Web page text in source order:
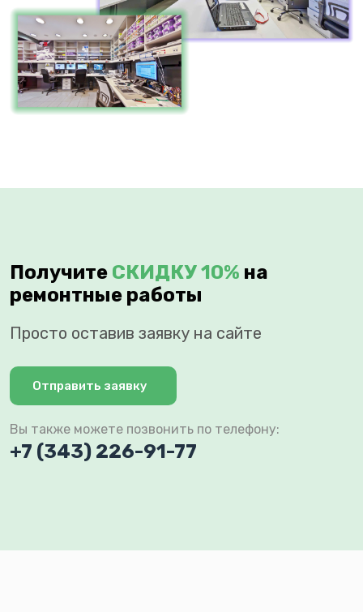
Получите СКИДКУ 10% на
ремонтные работы
Просто оставив заявку на сайте
Отправить заявку
Вы также можете позвонить по телефону:
+7 (343) 226-91-77